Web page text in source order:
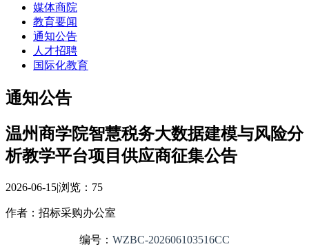
媒体商院
教育要闻
通知公告
人才招聘
国际化教育
通知公告
温州商学院智慧税务大数据建模与风险分
析教学平台项目供应商征集公告
2026-06-15|浏览： 75
作者：招标采购办公室
编号： WZBC-202606103516CC